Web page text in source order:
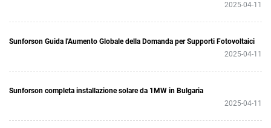
2025-04-11
Sunforson Guida l'Aumento Globale della Domanda per Supporti Fotovoltaici
2025-04-11
Sunforson completa installazione solare da 1MW in Bulgaria
2025-04-11